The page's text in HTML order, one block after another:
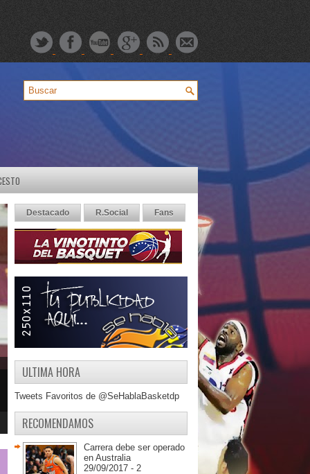
Destacado R.Social Fans
ULTIMA HORA
Tweets Favoritos de @SeHablaBasketdp
RECOMENDAMOS
Carrera debe ser operado
en Australia
29/09/2017 - 2